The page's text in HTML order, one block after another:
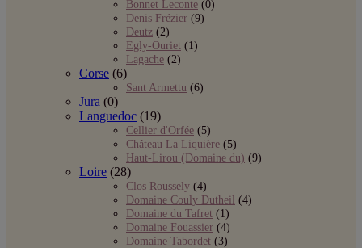
Bonnet Leconte (0)
Denis Frézier (9)
Deutz (2)
Egly-Ouriet (1)
Lagache (2)
Corse (6)
Sant Armettu (6)
Jura (0)
Languedoc (19)
Cellier d'Orfée (5)
Château La Liquière (5)
Haut-Lirou (Domaine du) (9)
Loire (28)
Clos Roussely (4)
Domaine Couly Dutheil (4)
Domaine du Tafret (1)
Domaine Fouassier (4)
Domaine Tabordet (3)